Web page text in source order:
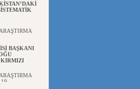
BAŞKANI
KIRMIZI